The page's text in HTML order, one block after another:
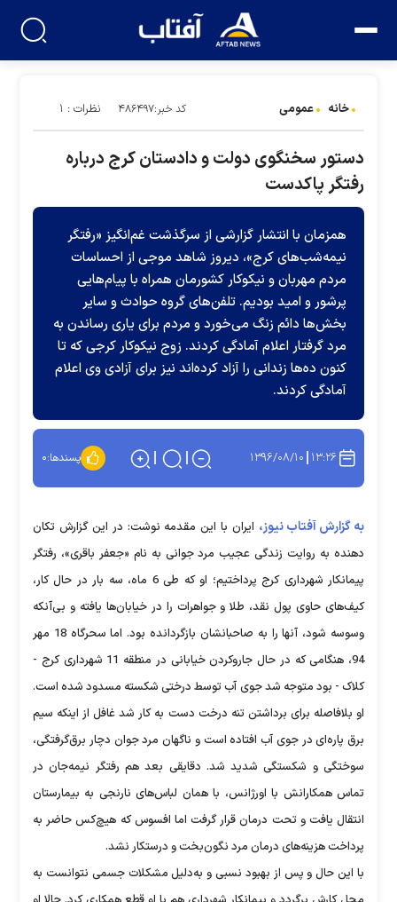
خانه عمومی کد خبر:۴۸۶۴۹۷ نظرات : ۱
دستور سخنگوی دولت و دادستان کرج درباره
رفتگر پاکدست
همزمان با انتشار گزارشی از سرگذشت غم‌انگیز «رفتگر
نیمه‌شب‌های کرج»، دیروز شاهد موجی از احساسات
مردم مهربان و نیکوکار کشورمان همراه با پیام‌هایی
پرشور و امید بودیم. تلفن‌های گروه حوادث و سایر
بخش‌ها دائم زنگ می‌خورد و مردم برای یاری رساندن به
مرد گرفتار اعلام آمادگی کردند. زوج نیکوکار کرجی که تا
کنون ده‌ها زندانی را آزاد کرده‌اند نیز برای آزادی وی اعلام
آمادگی کردند.
۱۳:۲۶ ۱۳۹۶/۰۸/۱۰ پسندها:۰
به گزارش آفتاب نیوز، ایران با این مقدمه نوشت: در این گزارش تکان
دهنده به روایت زندگی عجیب مرد جوانی به‌ نام «جعفر باقری»، رفتگر
پیمانکار شهرداری کرج پرداختیم؛ او که طی 6 ماه، سه بار در حال کار،
کیف‌های حاوی پول نقد، طلا و جواهرات را در خیابان‌ها یافته و بی‌آنکه
وسوسه شود، آنها را به صاحبانشان بازگردانده بود. اما سحرگاه 18 مهر
94، هنگامی که در حال جاروکردن خیابانی در منطقه 11 شهرداری کرج -
کلاک - بود متوجه شد جوی آب توسط درختی شکسته مسدود شده است.
او بلافاصله برای برداشتن تنه درخت دست به کار شد غافل از اینکه سیم
برق پاره‌ای در جوی آب افتاده است و ناگهان مرد جوان دچار برق‌گرفتگی،
سوختگی و شکستگی شدید شد. دقایقی بعد هم رفتگر نیمه‌جان در
تماس همکارانش با اورژانس، با همان لباس‌های نارنجی به بیمارستان
انتقال یافت و تحت درمان قرار گرفت اما افسوس که هیچ‌کس حاضر به
پرداخت هزینه‌های درمان مرد نگون‌بخت و درستکار نشد.
با این حال و پس‌ از بهبود نسبی و به‌دلیل مشکلات جسمی نتوانست به